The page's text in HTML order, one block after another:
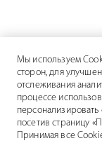
Мы используем
сторон, для
отслеживания
процессе
посетив страницу
Принимая все